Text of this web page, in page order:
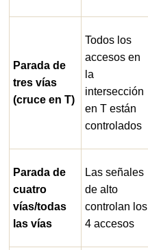
Parada de
tres vías
(cruce en T)
Todos los
accesos en
la
intersección
en T están
controlados
Parada de
cuatro
vías/todas
las vías
Las señales
de alto
controlan los
4 accesos